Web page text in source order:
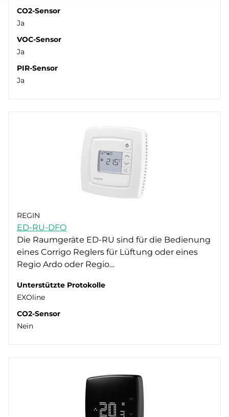
CO2-Sensor
Ja
VOC-Sensor
Ja
PIR-Sensor
Ja
REGIN
ED-RU-DFO
Die Raumgeräte ED-RU sind für die Bedienung
eines Corrigo Reglers für Lüftung oder eines
Regio Ardo oder Regio…
Unterstützte Protokolle
EXOline
CO2-Sensor
Nein